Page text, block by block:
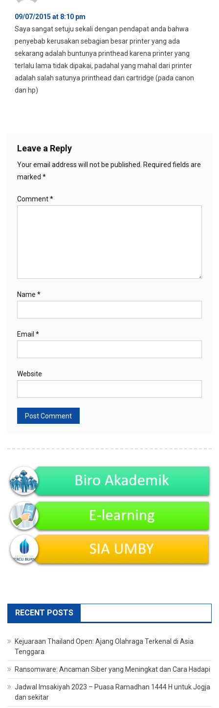
09/07/2015 at 8:10 pm
Saya sangat setuju sekali dengan pendapat anda bahwa
penyebab kerusakan sebagian besar printer yang ada
sekarang adalah buntunya printhead karena printer yang
terlalu lama tidak dipakai, padahal yang mahal dari printer
adalah salah satunya printhead dan cartridge (pada canon
dan hp)
Leave a Reply
Your email address will not be published. Required fields are
marked *
Comment*
Name *
Email *
Website
RECENT POSTS
Kejuaraan Thailand Open: Ajang Olahraga Terkenal di Asia
Tenggara
Ransomware: Ancaman Siber yang Meningkat dan Cara Hadapi
Jadwal Imsakiyah 2023 – Puasa Ramadhan 1444 H untuk Jogja
dan sekitar